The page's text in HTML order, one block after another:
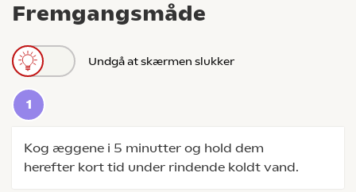
Fremgangsmåde
Undgå at skærmen slukker
Kog æggene i 5 minutter og hold dem
herefter kort tid under rindende koldt vand.